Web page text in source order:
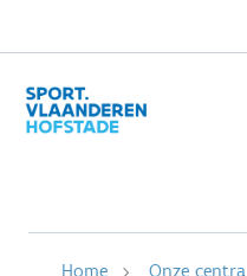
Home Onze centra